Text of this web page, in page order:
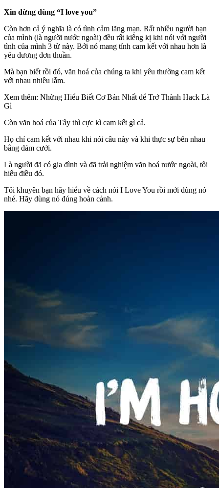
Xin đừng dùng “I love you”
Còn hơn cả ý nghĩa là có tình cảm lãng mạn. Rất nhiều người bạn
của mình (là người nước ngoài) đều rất kiêng kị khi nói với người
tình của mình 3 từ này. Bởi nó mang tính cam kết với nhau hơn là
yêu đương đơn thuần.
Mà bạn biết rồi đó, văn hoá của chúng ta khi yêu thường cam kết
với nhau nhiều lắm.
Xem thêm: Những Hiểu Biết Cơ Bản Nhất để Trở Thành Hack Là
Gì
Còn văn hoá của Tây thì cực kì cam kết gì cả.
Họ chỉ cam kết với nhau khi nói câu này và khi thực sự bên nhau
bằng đám cưới.
Là người đã có gia đình và đã trải nghiệm văn hoá nước ngoài, tôi
hiểu điều đó.
Tôi khuyên bạn hãy hiểu về cách nói I Love You rồi mới dùng nó
nhé. Hãy dùng nó đúng hoàn cảnh.